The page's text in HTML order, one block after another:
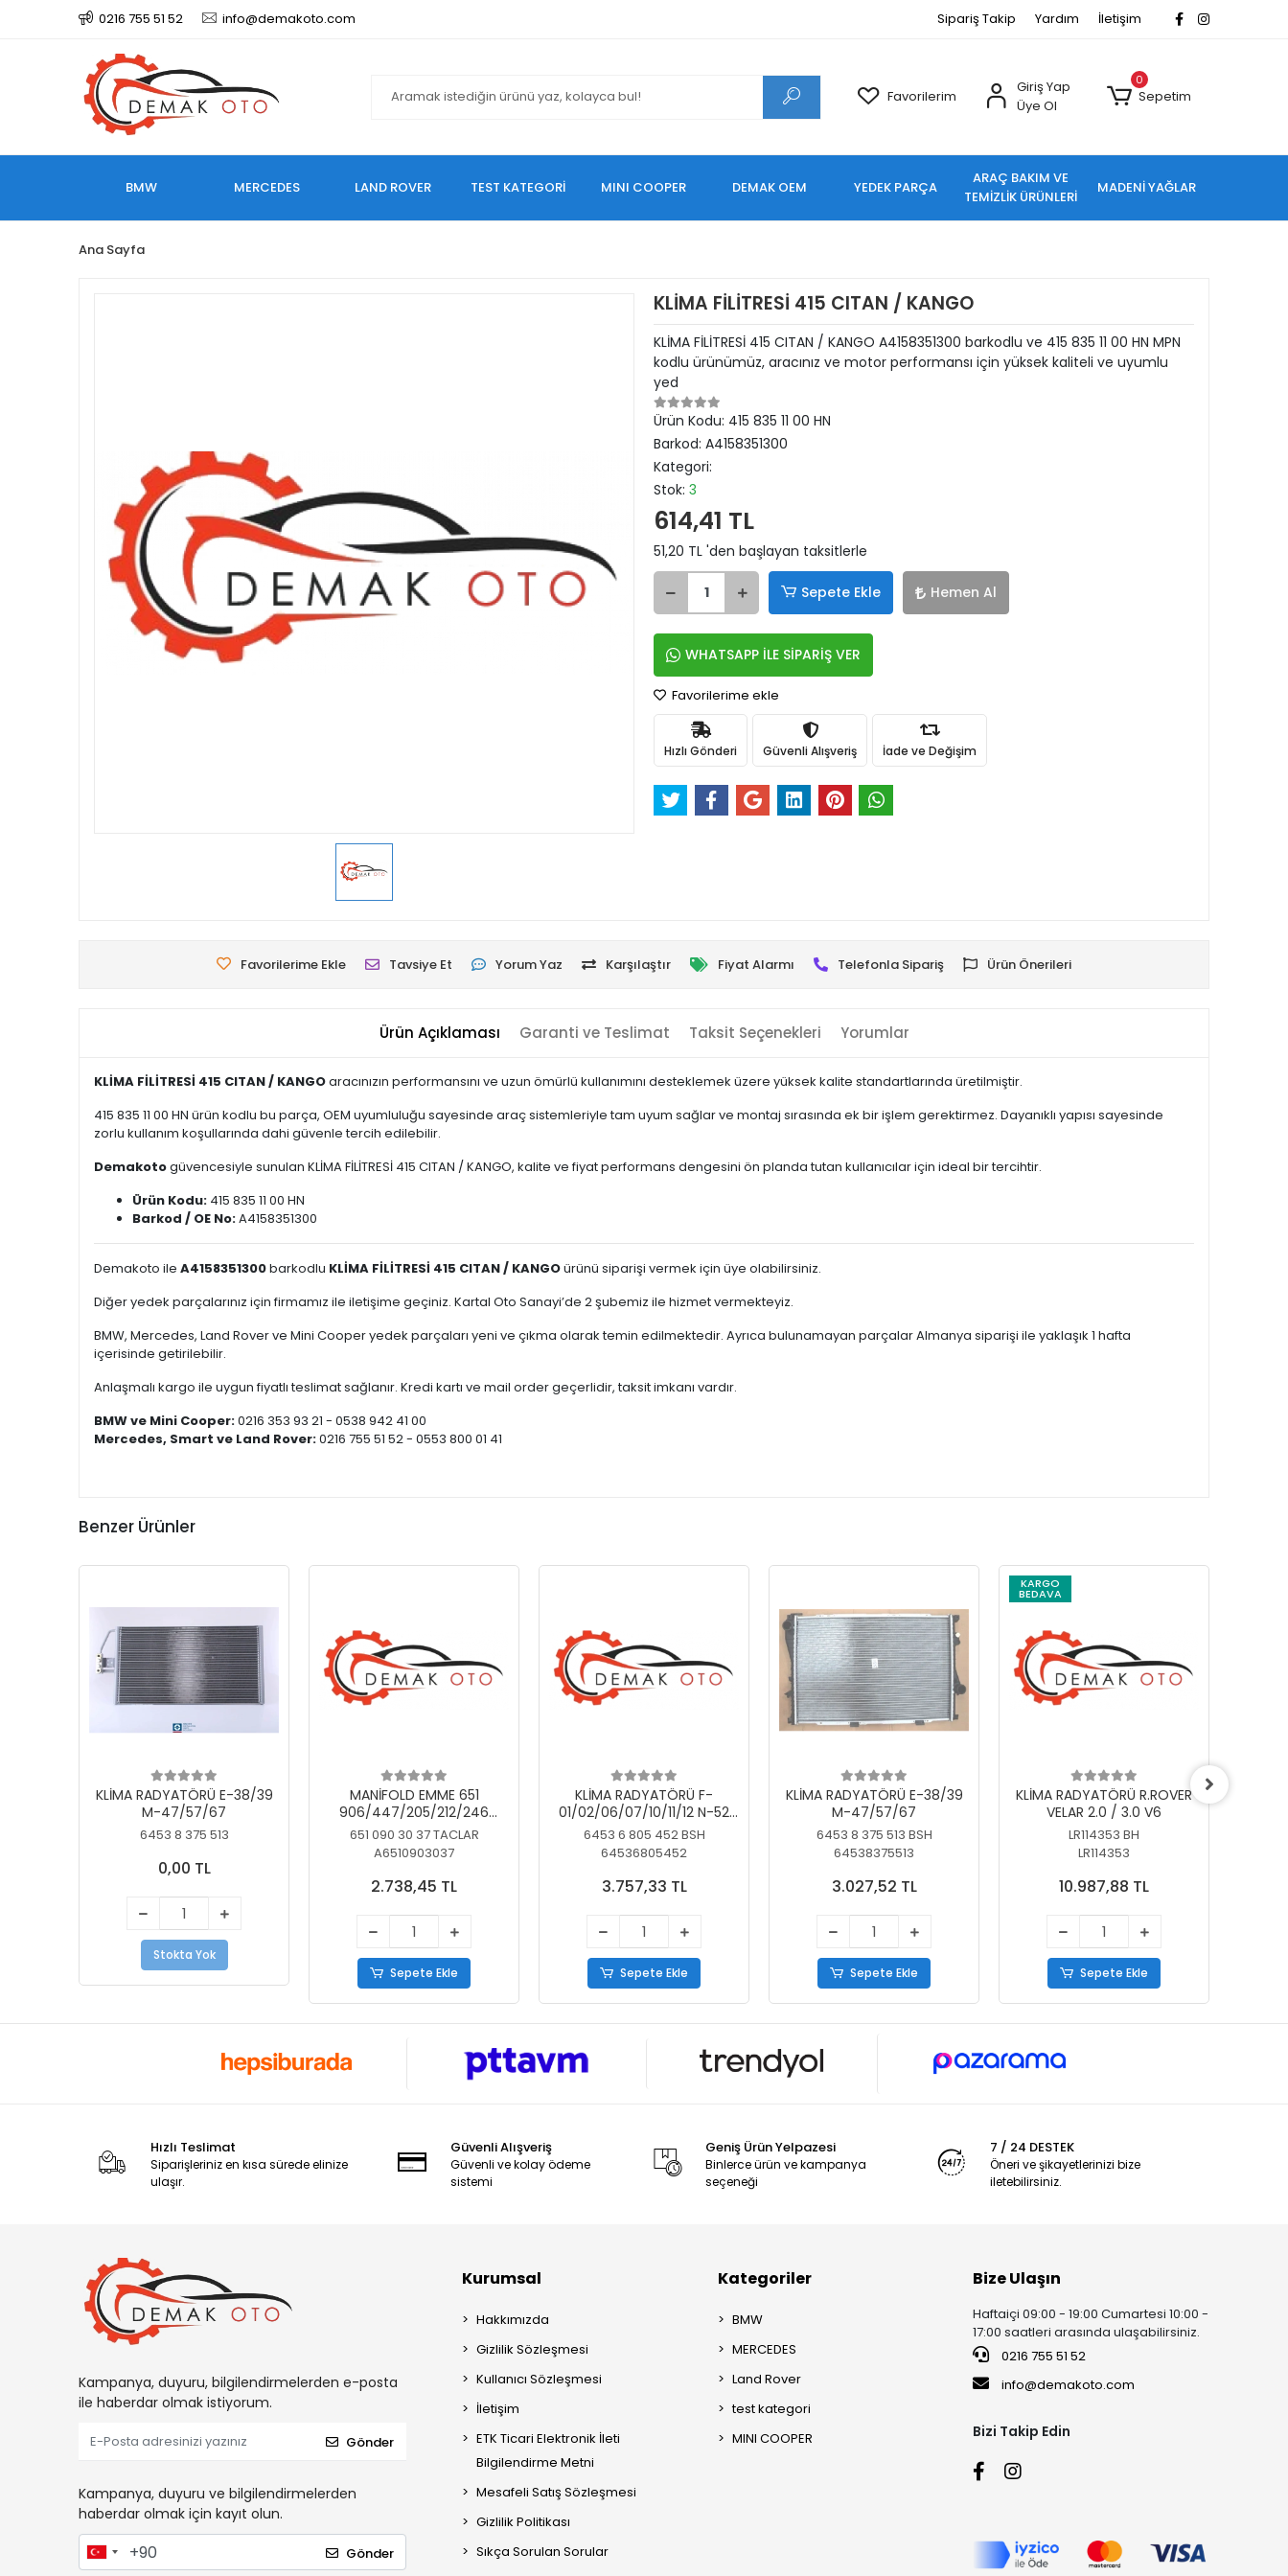
0216 755 51 52 info@demakoto.com Sipariş Takip Yardım İletişim
Favorilerim
Giriş Yap
Üye Ol
0
Sepetim
BMW MERCEDES LAND ROVER TEST KATEGORİ MINI COOPER DEMAK OEM YEDEK PARÇA
ARAÇ BAKIM VE
TEMİZLİK ÜRÜNLERİ
MADENİ YAĞLAR
Ana Sayfa
KLİMA FİLİTRESİ 415 CITAN / KANGO
KLİMA FİLİTRESİ 415 CITAN / KANGO A4158351300 barkodlu ve 415 835 11 00 HN MPN
kodlu ürünümüz, aracınız ve motor performansı için yüksek kaliteli ve uyumlu
yed
Ürün Kodu: 415 835 11 00 HN
Barkod: A4158351300
Kategori:
Stok: 3
614,41 TL
51,20 TL 'den başlayan taksitlerle
Sepete Ekle Hemen Al
WHATSAPP İLE SİPARİŞ VER
Favorilerime ekle
Hızlı Gönderi Güvenli Alışveriş İade ve Değişim
Favorilerime Ekle Tavsiye Et Yorum Yaz Karşılaştır Fiyat Alarmı Telefonla Sipariş Ürün Önerileri
Ürün Açıklaması Garanti ve Teslimat Taksit Seçenekleri Yorumlar
KLİMA FİLİTRESİ 415 CITAN / KANGOaracınızın performansını ve uzun ömürlü kullanımını desteklemek üzere yüksek kalite standartlarında üretilmiştir.
415 835 11 00 HN ürün kodlu bu parça, OEM uyumluluğu sayesinde araç sistemleriyle tam uyum sağlar ve montaj sırasında ek bir işlem gerektirmez. Dayanıklı yapısı sayesinde
zorlu kullanım koşullarında dahi güvenle tercih edilebilir.
Demakotogüvencesiyle sunulan KLİMA FİLİTRESİ 415 CITAN / KANGO, kalite ve fiyat performans dengesini ön planda tutan kullanıcılar için ideal bir tercihtir.
Ürün Kodu: 415 835 11 00 HN
Barkod / OE No:A4158351300
Demakoto ile A4158351300barkodlu KLİMA FİLİTRESİ 415 CITAN / KANGOürünü siparişi vermek için üye olabilirsiniz.
Diğer yedek parçalarınız için firmamız ile iletişime geçiniz. Kartal Oto Sanayi’de 2 şubemiz ile hizmet vermekteyiz.
BMW, Mercedes, Land Rover ve Mini Cooper yedek parçaları yeni ve çıkma olarak temin edilmektedir. Ayrıca bulunamayan parçalar Almanya siparişi ile yaklaşık 1 hafta
içerisinde getirilebilir.
Anlaşmalı kargo ile uygun fiyatlı teslimat sağlanır. Kredi kartı ve mail order geçerlidir, taksit imkanı vardır.
BMW ve Mini Cooper:0216 353 93 21 - 0538 942 41 00
Mercedes, Smart ve Land Rover:0216 755 51 52 - 0553 800 01 41
Benzer Ürünler
KLİMA RADYATÖRÜ E-38/39
M-47/57/67
6453 8 375 513
0,00 TL
Stokta Yok
MANİFOLD EMME 651
906/447/205/212/246
KELEBEKSİZ
651 090 30 37 TACLAR
A6510903037
2.738,45 TL
Sepete Ekle
KLİMA RADYATÖRÜ F-
01/02/06/07/10/11/12 N-52
N/N-53/57/63
6453 6 805 452 BSH
64536805452
3.757,33 TL
Sepete Ekle
KLİMA RADYATÖRÜ E-38/39
M-47/57/67
6453 8 375 513 BSH
64538375513
3.027,52 TL
Sepete Ekle
KARGO
BEDAVA
KLİMA RADYATÖRÜ R.ROVER
VELAR 2.0 / 3.0 V6
LR114353 BH
LR114353
10.987,88 TL
Sepete Ekle
Hızlı Teslimat
Siparişleriniz en kısa sürede elinize
ulaşır.
Güvenli Alışveriş
Güvenli ve kolay ödeme
sistemi
Geniş Ürün Yelpazesi
Binlerce ürün ve kampanya
seçeneği
7 / 24 DESTEK
Öneri ve şikayetlerinizi bize
iletebilirsiniz.
Kampanya, duyuru, bilgilendirmelerden e-posta
ile haberdar olmak istiyorum.
Gönder
Kampanya, duyuru ve bilgilendirmelerden
haberdar olmak için kayıt olun.
Gönder
Kurumsal
Hakkımızda
Gizlilik Sözleşmesi
Kullanıcı Sözleşmesi
İletişim
ETK Ticari Elektronik İleti
Bilgilendirme Metni
Mesafeli Satış Sözleşmesi
Gizlilik Politikası
Sıkça Sorulan Sorular
Kategoriler
BMW
MERCEDES
Land Rover
test kategori
MINI COOPER
Bize Ulaşın
Haftaiçi 09:00 - 19:00 Cumartesi 10:00 -
17:00 saatleri arasında ulaşabilirsiniz.
0216 755 51 52
info@demakoto.com
Bizi Takip Edin